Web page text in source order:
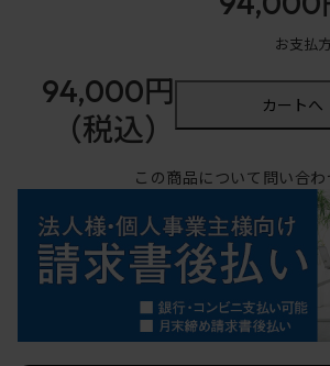
お支払
94,000円
（税込）
カートへ
この商品について問い合わ